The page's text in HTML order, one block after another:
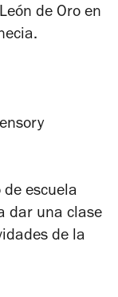
de Oro en
escuela
dar una clase
de la